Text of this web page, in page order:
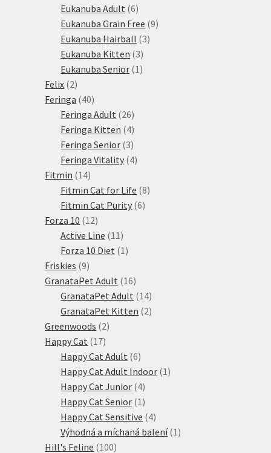
produktů
Eukanuba Adult 66
produktů
Eukanuba Grain Free 99
Eukanuba Hairball 33
Eukanuba Kitten 33
produkty
Eukanuba Senior 1 1
Felix 22
produkty
Feringa 4040
produktů
Feringa Adult 2626
produktů
Feringa Kitten 44
produkty
Feringa Senior 33
produkty
Feringa Vitality 44
Fitmin 1414
produktů
Fitmin Cat for Life 88
Fitmin Cat Purity 66
Forza 10 1212
produktů
Active Line 11 11
produktů
Forza 10 Diet 1 1
Friskies 99
produktů
GranataPet Adult 1616
produktů
GranataPet Adult 1414
produktů
GranataPet Kitten 22
Greenwoods 22
Happy Cat 1717
produktů
Happy Cat Adult 66
produktů
Happy Cat Adult Indoor 1 1
Happy Cat Junior 44
produkty
Happy Cat Senior 1 1
produkt
Happy Cat Sensitive 44
produkty
Výhodná a míchaná balení 1 1
Hill's Feline 100100